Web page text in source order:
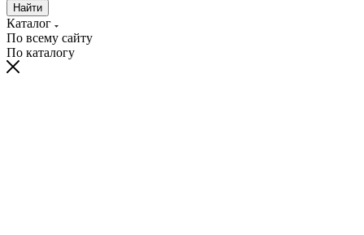
Найти
Каталог
По всему сайту
По каталогу